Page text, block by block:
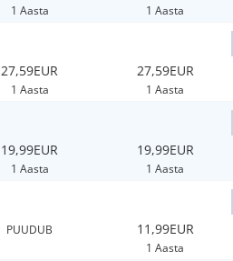
1 Aasta 1 Aasta
27,59EUR
1 Aasta
27,59EUR
1 Aasta
19,99EUR
1 Aasta
19,99EUR
1 Aasta
PUUDUB 11,99EUR
1 Aasta